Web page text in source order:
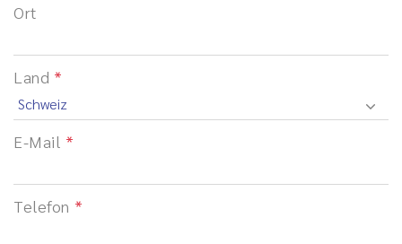
Ort
Land
E-Mail
Telefon